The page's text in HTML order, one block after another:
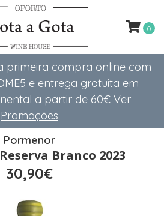
primeira compra online com
e entrega gratuita em
a partir de 60€ Ver
Promoções
0
Pormenor
Branco 2023
30,90€